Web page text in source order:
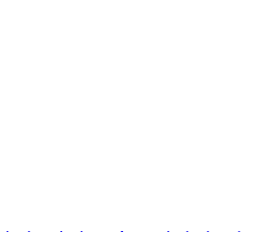
trong quá trình vận chuyển. EcozyPack
bền vững.